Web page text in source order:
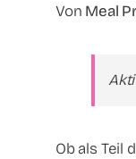
Von Meal
Ob als Teil